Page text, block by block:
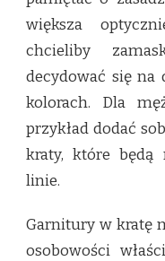
większa
chcieliby
decydować się
kolorach. Dla
przykład dodać
kraty, które będą
linie.
Garnitury w kratę
osobowości